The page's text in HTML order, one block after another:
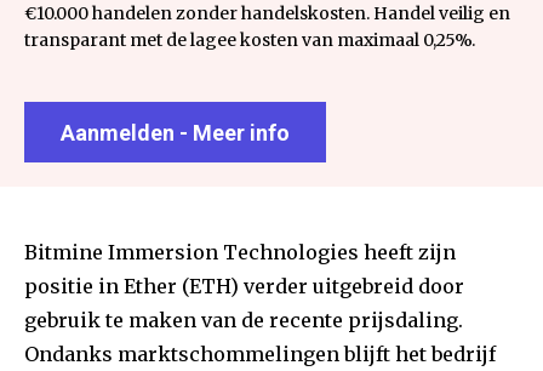
€10.000 handelen zonder handelskosten. Handel veilig en
transparant met de lagee kosten van maximaal 0,25%.
Aanmelden - Meer info
Bitmine Immersion Technologies heeft zijn
positie in Ether (ETH) verder uitgebreid door
gebruik te maken van de recente prijsdaling.
Ondanks marktschommelingen blijft het bedrijf